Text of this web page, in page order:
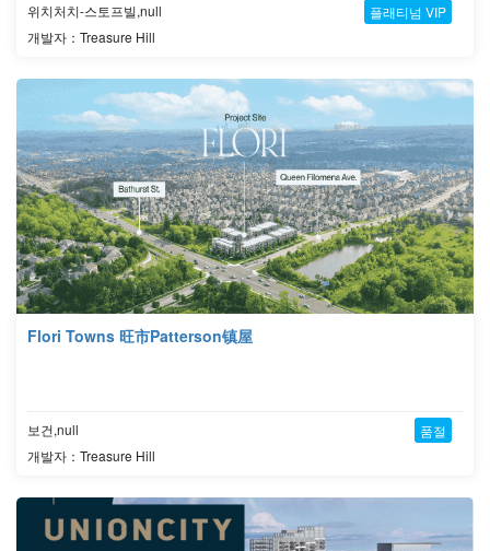
위치처치-스토프빌,null
개발자：Treasure Hill
플래티넘 VIP
Flori Towns 旺市Patterson镇屋
보건,null
개발자：Treasure Hill
품절